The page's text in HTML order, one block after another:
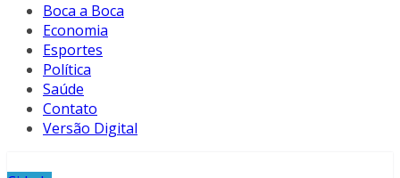
Boca a Boca
Economia
Esportes
Política
Saúde
Contato
Versão Digital